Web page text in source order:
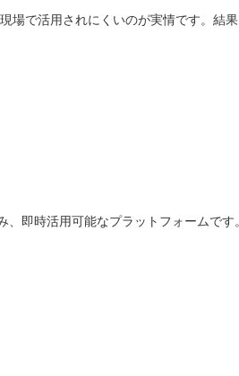
場で活用されにくいのが実情です。結
即時活用可能なプラットフォームです。